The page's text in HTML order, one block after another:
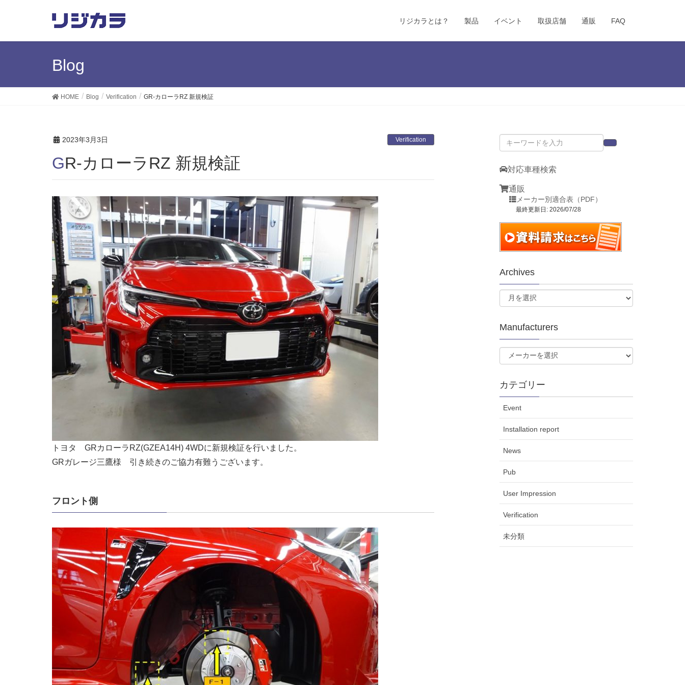
リジカラとは？ 製品 イベント 取扱店舗 通販 FAQ
Blog
HOME Blog Verification GR-カローラRZ 新規検証
2023年3月3日 Verification
GR-カローラRZ 新規検証
トヨタ GRカローラRZ(GZEA14H) 4WDに新規検証を行いました。
GRガレージ三鷹様 引き続きのご協力有難うございます。
フロント側
対応車種検索
通販
メーカー別適合表（PDF）
最終更新日: 2026/07/28
Archives
Manufacturers
カテゴリー
Event
Installation report
News
Pub
User Impression
Verification
未分類